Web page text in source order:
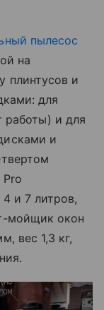
пылесос
на
плинтусов и
для
работы) и для
и
Pro
и 7 литров,
мойщик окон
вес 1,3 кг,